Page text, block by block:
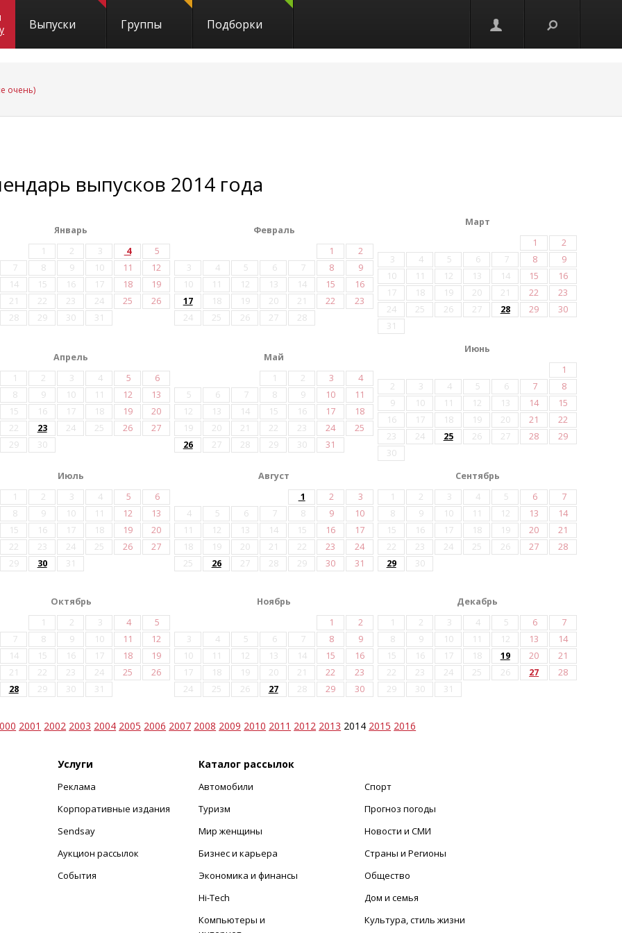
Выпуски Группы Подборки
очень)
выпусков 2014 года
Январь
1
2 3 4
5
7 8 9 10 11
12
14 15 16 17 18
19
21 22 23 24 25
26
28 29 30 31
Февраль
1
2
3
4 5 6 7 8
9
10
11 12 13 14 15
16
17
18 19 20 21 22
23
24
25 26 27 28
Март
1
2
3
4 5 6 7 8
9
10
11 12 13 14 15
16
17
18 19 20 21 22
23
24
25 26 27 28 29
30
31
Апрель
1
2 3 4 5
6
8 9 10 11 12
13
15 16 17 18 19
20
22 23 24 25 26
27
29 30
Май
1
2 3
4
5
6 7 8 9 10
11
12
13 14 15 16 17
18
19
20 21 22 23 24
25
26
27 28 29 30 31
Июнь
1
2
3 4 5 6 7
8
9
10 11 12 13 14
15
16
17 18 19 20 21
22
23
24 25 26 27 28
29
30
Июль
1
2 3 4 5
6
8 9 10 11 12
13
15 16 17 18 19
20
22 23 24 25 26
27
29 30 31
Август
1
2
3
4
5 6 7 8 9
10
11
12 13 14 15 16
17
18
19 20 21 22 23
24
25
26 27 28 29 30 31
Сентябрь
1
2 3 4 5 6
7
8
9 10 11 12 13
14
15
16 17 18 19 20
21
22
23 24 25 26 27
28
29
30
Октябрь
1
2 3 4
5
7 8 9 10 11
12
14 15 16 17 18
19
21 22 23 24 25
26
28 29 30 31
Ноябрь
1
2
3
4 5 6 7 8
9
10
11 12 13 14 15
16
17
18 19 20 21 22
23
24
25 26 27 28 29 30
Декабрь
1
2 3 4 5 6
7
8
9 10 11 12 13
14
15
16 17 18 19 20
21
22
23 24 25 26 27
28
29
30 31
2001 2002 2003 2004 2005 2006 2007 2008 2009 2010 2011 2012 2013 2014 2015 2016
Услуги
Реклама
Корпоративные издания
Sendsay
Аукцион рассылок
События
Каталог рассылок
Автомобили
Туризм
Мир женщины
Бизнес и карьера
Экономика и финансы
Hi-Tech
Компьютеры и
Спорт
Прогноз погоды
Новости и СМИ
Страны и Регионы
Общество
Дом и семья
Культура, стиль жизни